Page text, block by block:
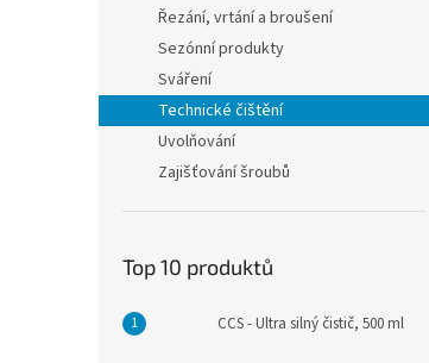
Řezání, vrtání a broušení
Sezónní produkty
Sváření
Technické čištění
Uvolňování
Zajišťování šroubů
Top 10 produktů
CCS - Ultra silný čistič, 500 ml